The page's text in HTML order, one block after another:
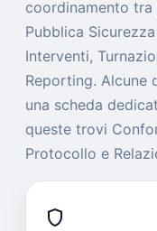
coordinamento
Pubblica
Interventi,
Reporting. Alcune
una scheda
queste trovi
Protocollo e
shield